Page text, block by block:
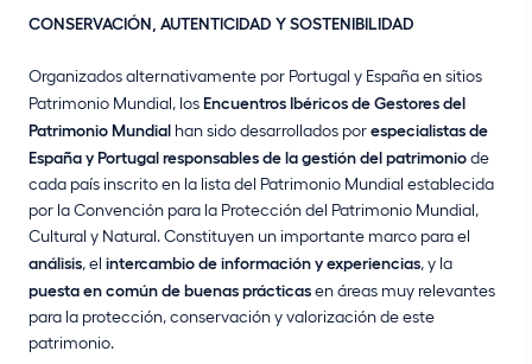
CONSERVACIÓN, AUTENTICIDAD Y SOSTENIBILIDAD
Organizados alternativamente por Portugal y España en sitios
Patrimonio Mundial, losEncuentros Ibéricos de Gestores del
Patrimonio Mundial han sido desarrollados porespecialistas de
España y Portugal responsables de la gestión del patrimoniode
cada país inscrito en la lista del Patrimonio Mundial establecida
por la Convención para la Protección del Patrimonio Mundial,
Cultural y Natural. Constituyen un importante marco para el
análisis, el intercambio de información y experiencias, y la
puesta en común de buenas prácticasen áreas muy relevantes
para la protección, conservación y valorización de este
patrimonio.